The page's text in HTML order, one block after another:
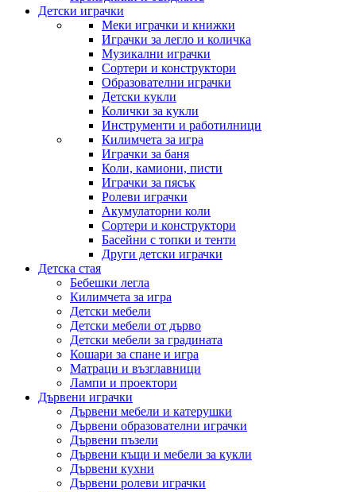
Детски играчки
Меки играчки и книжки
Играчки за легло и количка
Музикални играчки
Сортери и конструктори
Образователни играчки
Детски кукли
Колички за кукли
Инструменти и работилници
Килимчета за игра
Играчки за баня
Коли, камиони, писти
Играчки за пясък
Ролеви играчки
Акумулаторни коли
Сортери и конструктори
Басейни с топки и тенти
Други детски играчки
Детска стая
Бебешки легла
Килимчета за игра
Детски мебели
Детски мебели от дърво
Детски мебели за градината
Кошари за спане и игра
Матраци и възглавници
Лампи и проектори
Дървени играчки
Дървени мебели и катерушки
Дървени образователни играчки
Дървени пъзели
Дървени къщи и мебели за кукли
Дървени кухни
Дървени ролеви играчки